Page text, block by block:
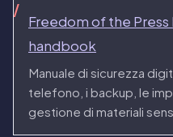
Freedom of the
handbook
Manuale di sicurezza
telefono, i backup, le
gestione di materiali